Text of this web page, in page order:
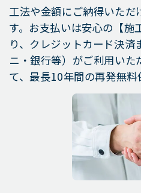
工法や金額にご納得いただ
す。お支払いは安心の【施
り、クレジットカード決
ニ・銀行等）がご利用いた
て、最長10年間の再発無料